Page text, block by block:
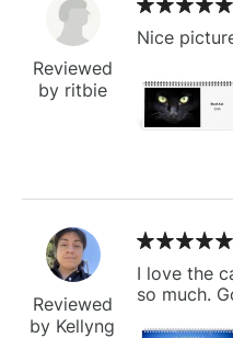
Reviewed
by ritbie
Nice
Reviewed
by Kellyng
I love the
so much.